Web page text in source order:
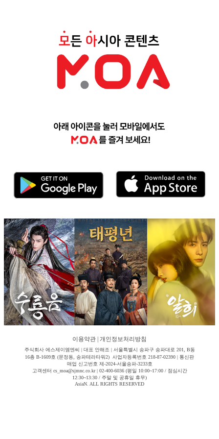
이용약관 개인정보처리방침
주식회사 에스제이엠엔씨 | 대표 안해조 | 서울특별시 송파구 송파대로 201, B동
16층 B-1609호 (문정동, 송파테라타워2) 사업자등록번호 218-87-02390 | 통신판
매업 신고번호 제-2024-서울송파-3233호
고객센터 cs_moa@sjmnc.co.kr | 02-400-6036 (평일 10:00~17:00 / 점심시간
12:30~13:30 / 주말 및 공휴일 휴무)
AsiaN. ALL RIGHTS RESERVED